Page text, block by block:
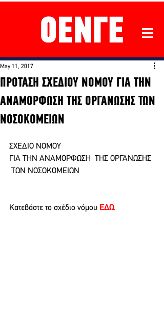
ΠΡΟΤΑΣΗ ΣΧΕΔΙΟΥ ΝΟΜΟΥ ΓΙΑ ΤΗΝ
ΑΝΑΜΟΡΦΩΣΗ ΤΗΣ ΟΡΓΑΝΩΣΗΣ ΤΩΝ
ΝΟΣΟΚΟΜΕΙΩΝ
May 11, 2017
ΣΧΕΔΙΟ ΝΟΜΟΥ
ΓΙΑ ΤΗΝ ΑΝΑΜΟΡΦΩΣΗ  ΤΗΣ ΟΡΓΑΝΩΣΗΣ
ΤΩΝ ΝΟΣΟΚΟΜΕΙΩΝ
Κατεβάστε το σχέδιο νόμου ΕΔΩ.